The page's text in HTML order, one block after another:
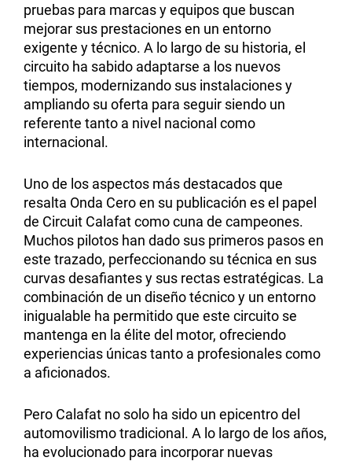
pruebas para marcas y equipos que buscan
mejorar sus prestaciones en un entorno
exigente y técnico. A lo largo de su historia, el
circuito ha sabido adaptarse a los nuevos
tiempos, modernizando sus instalaciones y
ampliando su oferta para seguir siendo un
referente tanto a nivel nacional como
internacional.
Uno de los aspectos más destacados que
resalta Onda Cero en su publicación es el papel
de Circuit Calafat como cuna de campeones.
Muchos pilotos han dado sus primeros pasos en
este trazado, perfeccionando su técnica en sus
curvas desafiantes y sus rectas estratégicas. La
combinación de un diseño técnico y un entorno
inigualable ha permitido que este circuito se
mantenga en la élite del motor, ofreciendo
experiencias únicas tanto a profesionales como
a aficionados.
Pero Calafat no solo ha sido un epicentro del
automovilismo tradicional. A lo largo de los años,
ha evolucionado para incorporar nuevas